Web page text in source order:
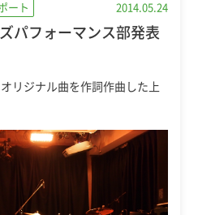
ート 2014.05.24
フォーマンス部発表
リジナル曲を作詞作曲した上